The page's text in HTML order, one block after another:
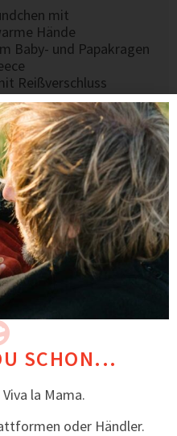
mit
Hände
Baby- und Papakragen
Reißverschluss
mit warmer,
wintertauglich
& langlebige Qualität
in Europa gefertigt
wie leicht und warm er
nicht mehr so
gefallen
SCHON...
la Mama.
oder Händler.